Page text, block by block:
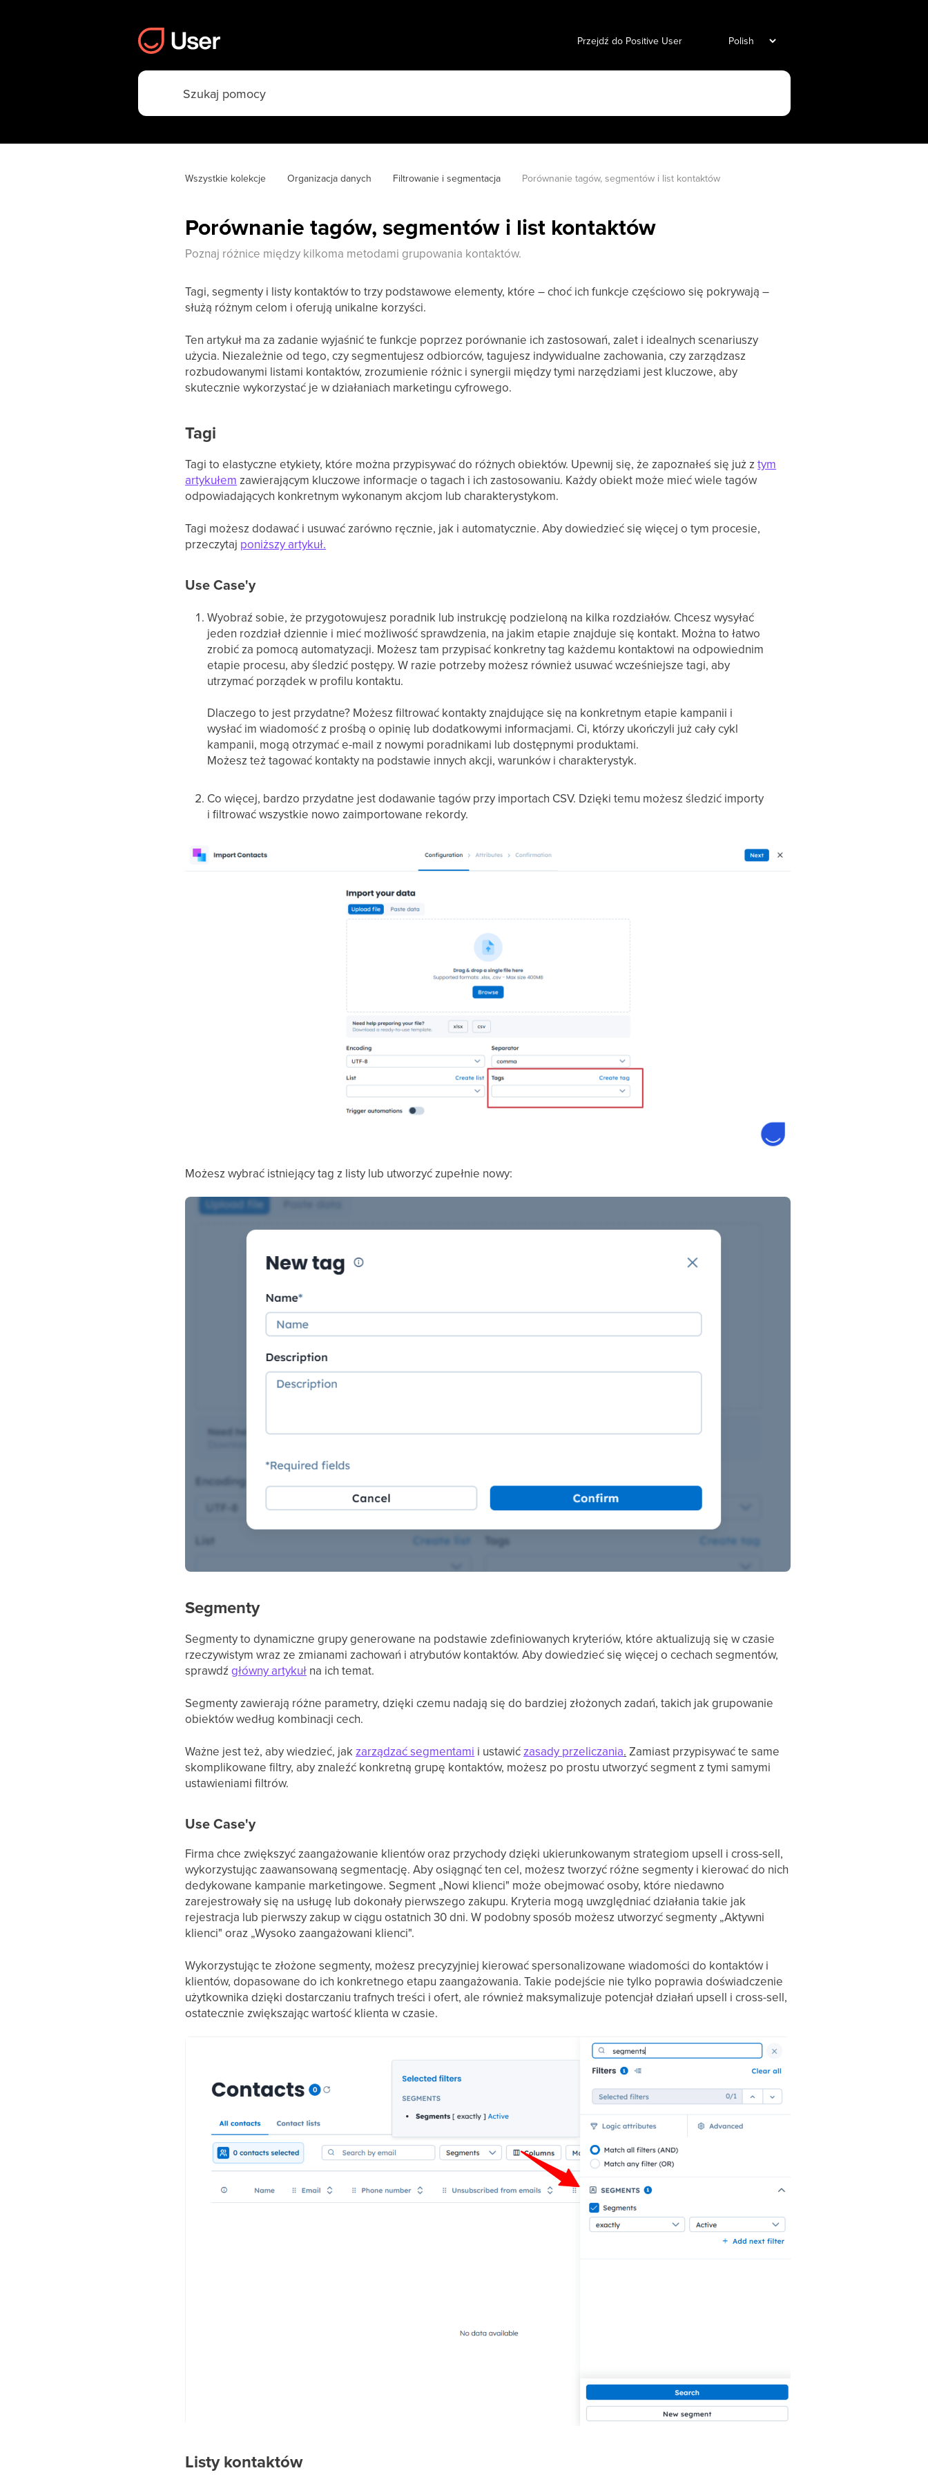
Przejdź do Positive User
Wszystkie kolekcje Organizacja danych Filtrowanie i segmentacja Porównanie tagów, segmentów i list kontaktów
Porównanie tagów, segmentów i list kontaktów
Poznaj różnice między kilkoma metodami grupowania kontaktów.
Tagi, segmenty i listy kontaktów to trzy podstawowe elementy, które – choć ich funkcje częściowo się pokrywają –
służą różnym celom i oferują unikalne korzyści.
Ten artykuł ma za zadanie wyjaśnić te funkcje poprzez porównanie ich zastosowań, zalet i idealnych scenariuszy
użycia. Niezależnie od tego, czy segmentujesz odbiorców, tagujesz indywidualne zachowania, czy zarządzasz
rozbudowanymi listami kontaktów, zrozumienie różnic i synergii między tymi narzędziami jest kluczowe, aby
skutecznie wykorzystać je w działaniach marketingu cyfrowego.
Tagi
Tagi to elastyczne etykiety, które można przypisywać do różnych obiektów. Upewnij się, że zapoznałeś się już ztym
artykułem zawierającym kluczowe informacje o tagach i ich zastosowaniu. Każdy obiekt może mieć wiele tagów
odpowiadających konkretnym wykonanym akcjom lub charakterystykom.
Tagi możesz dodawać i usuwać zarówno ręcznie, jak i automatycznie. Aby dowiedzieć się więcej o tym procesie,
przeczytaj poniższy artykuł.
Use Case'y
Wyobraź sobie, że przygotowujesz poradnik lub instrukcję podzieloną na kilka rozdziałów. Chcesz wysyłać
jeden rozdział dziennie i mieć możliwość sprawdzenia, na jakim etapie znajduje się kontakt. Można to łatwo
zrobić za pomocą automatyzacji. Możesz tam przypisać konkretny tag każdemu kontaktowi na odpowiednim
etapie procesu, aby śledzić postępy. W razie potrzeby możesz również usuwać wcześniejsze tagi, aby
utrzymać porządek w profilu kontaktu.
Dlaczego to jest przydatne? Możesz filtrować kontakty znajdujące się na konkretnym etapie kampanii i
wysłać im wiadomość z prośbą o opinię lub dodatkowymi informacjami. Ci, którzy ukończyli już cały cykl
kampanii, mogą otrzymać e-mail z nowymi poradnikami lub dostępnymi produktami.
Możesz też tagować kontakty na podstawie innych akcji, warunków i charakterystyk.
Co więcej, bardzo przydatne jest dodawanie tagów przy importach CSV. Dzięki temu możesz śledzić importy
i filtrować wszystkie nowo zaimportowane rekordy.
Możesz wybrać istniejący tag z listy lub utworzyć zupełnie nowy:
Segmenty
Segmenty to dynamiczne grupy generowane na podstawie zdefiniowanych kryteriów, które aktualizują się w czasie
rzeczywistym wraz ze zmianami zachowań i atrybutów kontaktów. Aby dowiedzieć się więcej o cechach segmentów,
sprawdźgłówny artykuł na ich temat.
Segmenty zawierają różne parametry, dzięki czemu nadają się do bardziej złożonych zadań, takich jak grupowanie
obiektów według kombinacji cech.
Ważne jest też, aby wiedzieć, jakzarządzać segmentami i ustawićzasady przeliczania. Zamiast przypisywać te same
skomplikowane filtry, aby znaleźć konkretną grupę kontaktów, możesz po prostu utworzyć segment z tymi samymi
ustawieniami filtrów.
Use Case'y
Firma chce zwiększyć zaangażowanie klientów oraz przychody dzięki ukierunkowanym strategiom upsell i cross-sell,
wykorzystując zaawansowaną segmentację. Aby osiągnąć ten cel, możesz tworzyć różne segmenty i kierować do nich
dedykowane kampanie marketingowe. Segment „Nowi klienci" może obejmować osoby, które niedawno
zarejestrowały się na usługę lub dokonały pierwszego zakupu. Kryteria mogą uwzględniać działania takie jak
rejestracja lub pierwszy zakup w ciągu ostatnich 30 dni. W podobny sposób możesz utworzyć segmenty „Aktywni
klienci" oraz „Wysoko zaangażowani klienci".
Wykorzystując te złożone segmenty, możesz precyzyjniej kierować spersonalizowane wiadomości do kontaktów i
klientów, dopasowane do ich konkretnego etapu zaangażowania. Takie podejście nie tylko poprawia doświadczenie
użytkownika dzięki dostarczaniu trafnych treści i ofert, ale również maksymalizuje potencjał działań upsell i cross-sell,
ostatecznie zwiększając wartość klienta w czasie.
Listy kontaktów